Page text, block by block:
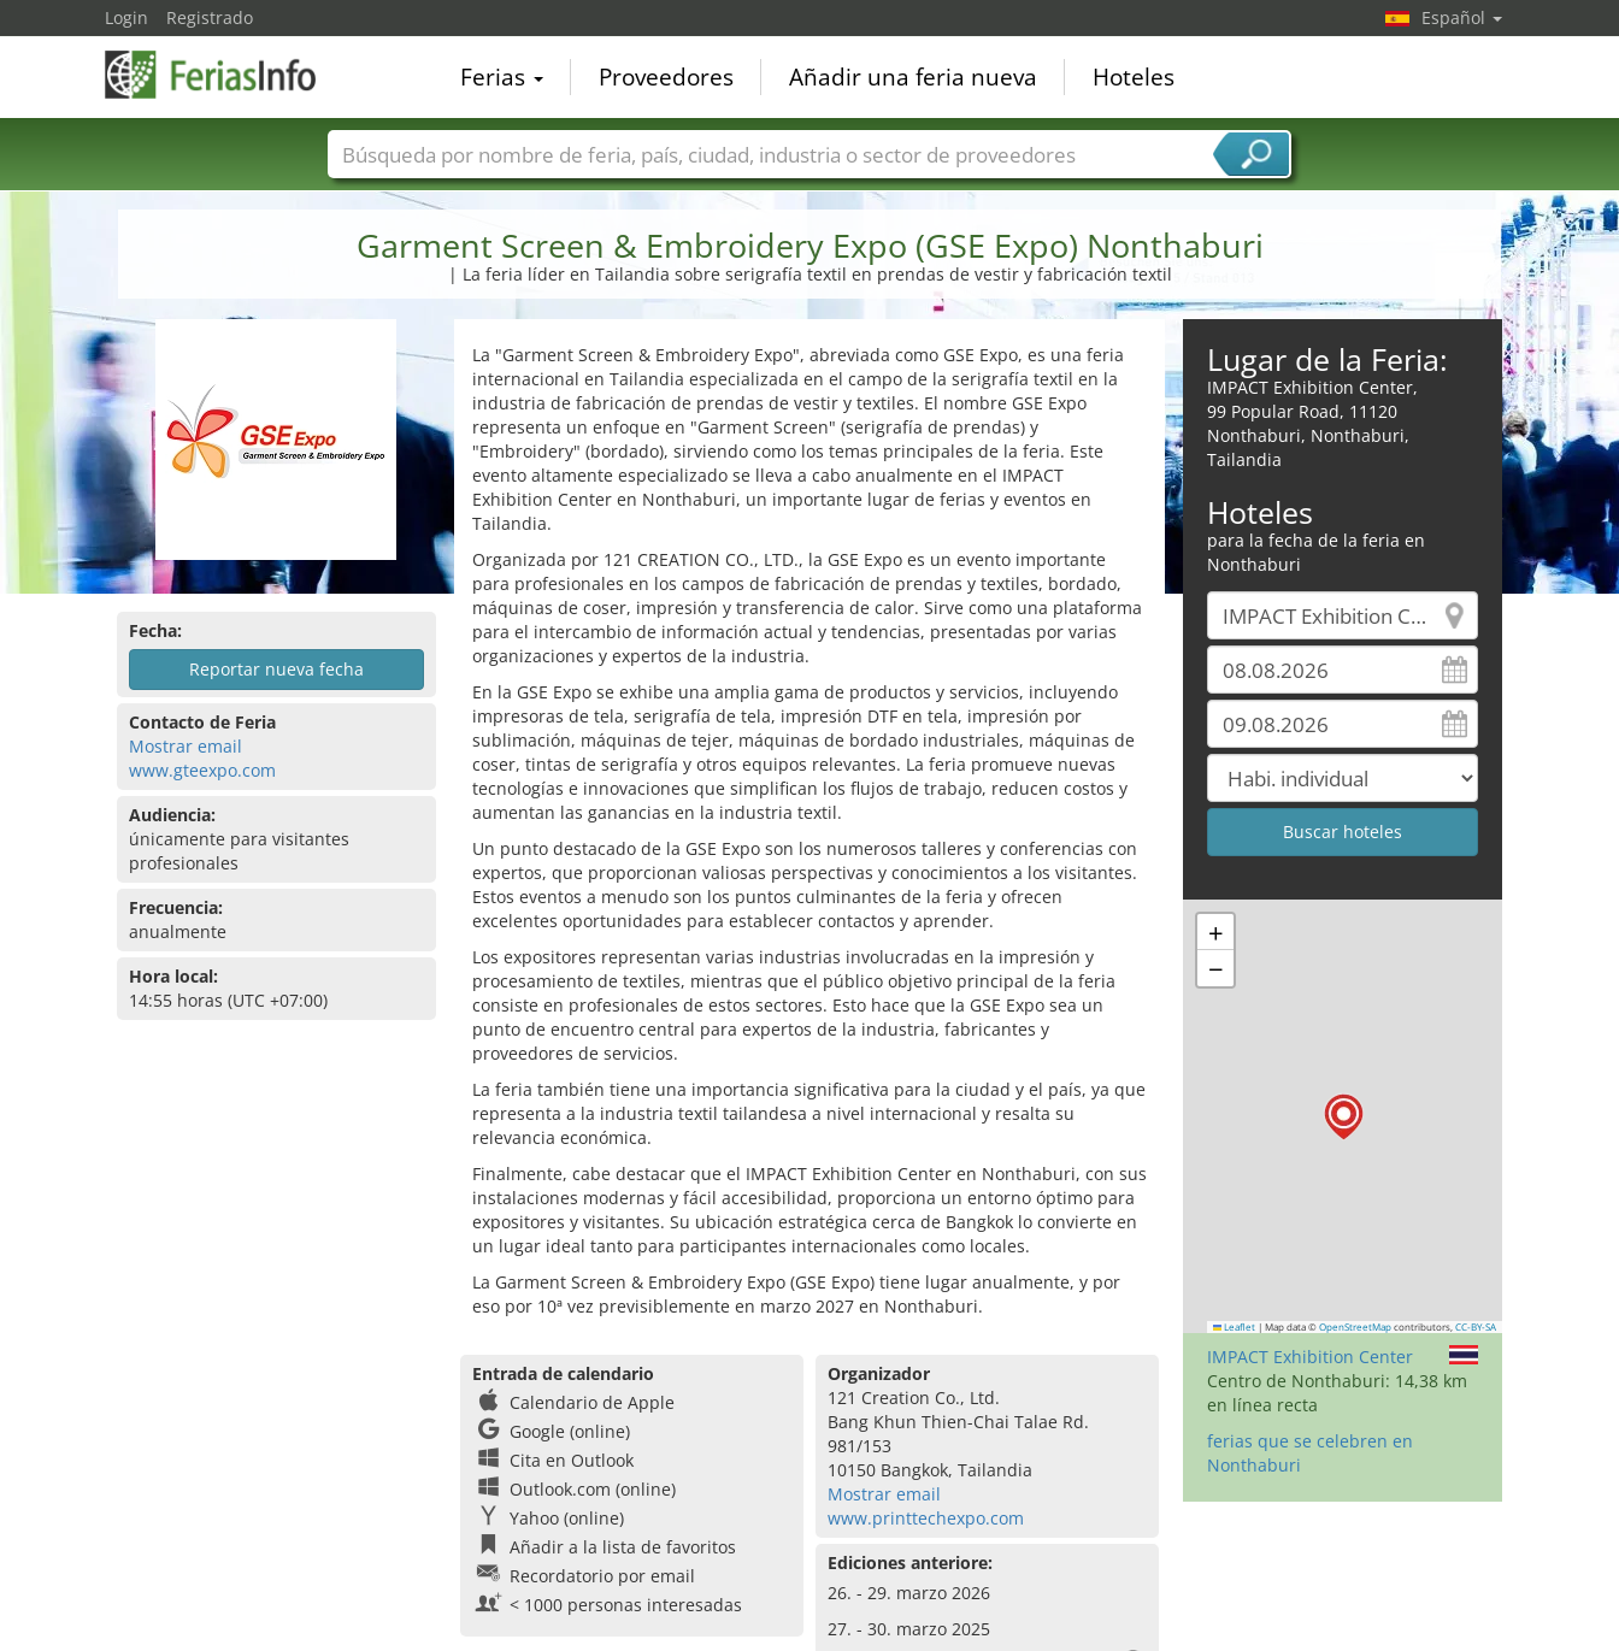
Garment Screen & Embroidery Expo (GSE Expo) Nonthaburi
| La feria líder en Tailandia sobre serigrafía textil en prendas de vestir y fabricación textil
Fecha:
Reportar nueva fecha
Contacto de Feria
Mostrar email
www.gteexpo.com
Audiencia:
únicamente para visitantes
profesionales
Frecuencia:
anualmente
Hora local:
14:55 horas (UTC +07:00)
La "Garment Screen & Embroidery Expo", abreviada como GSE Expo, es una feria
internacional en Tailandia especializada en el campo de la serigrafía textil en la
industria de fabricación de prendas de vestir y textiles. El nombre GSE Expo
representa un enfoque en "Garment Screen" (serigrafía de prendas) y
"Embroidery" (bordado), sirviendo como los temas principales de la feria. Este
evento altamente especializado se lleva a cabo anualmente en el IMPACT
Exhibition Center en Nonthaburi, un importante lugar de ferias y eventos en
Tailandia.
Organizada por 121 CREATION CO., LTD., la GSE Expo es un evento importante
para profesionales en los campos de fabricación de prendas y textiles, bordado,
máquinas de coser, impresión y transferencia de calor. Sirve como una plataforma
para el intercambio de información actual y tendencias, presentadas por varias
organizaciones y expertos de la industria.
En la GSE Expo se exhibe una amplia gama de productos y servicios, incluyendo
impresoras de tela, serigrafía de tela, impresión DTF en tela, impresión por
sublimación, máquinas de tejer, máquinas de bordado industriales, máquinas de
coser, tintas de serigrafía y otros equipos relevantes. La feria promueve nuevas
tecnologías e innovaciones que simplifican los flujos de trabajo, reducen costos y
aumentan las ganancias en la industria textil.
Un punto destacado de la GSE Expo son los numerosos talleres y conferencias con
expertos, que proporcionan valiosas perspectivas y conocimientos a los visitantes.
Estos eventos a menudo son los puntos culminantes de la feria y ofrecen
excelentes oportunidades para establecer contactos y aprender.
Los expositores representan varias industrias involucradas en la impresión y
procesamiento de textiles, mientras que el público objetivo principal de la feria
consiste en profesionales de estos sectores. Esto hace que la GSE Expo sea un
punto de encuentro central para expertos de la industria, fabricantes y
proveedores de servicios.
La feria también tiene una importancia significativa para la ciudad y el país, ya que
representa a la industria textil tailandesa a nivel internacional y resalta su
relevancia económica.
Finalmente, cabe destacar que el IMPACT Exhibition Center en Nonthaburi, con sus
instalaciones modernas y fácil accesibilidad, proporciona un entorno óptimo para
expositores y visitantes. Su ubicación estratégica cerca de Bangkok lo convierte en
un lugar ideal tanto para participantes internacionales como locales.
La Garment Screen & Embroidery Expo (GSE Expo) tiene lugar anualmente, y por
eso por 10ª vez previsiblemente en marzo 2027 en Nonthaburi.
Entrada de calendario
Calendario de Apple
Google (online)
Cita en Outlook
Outlook.com (online)
Yahoo (online)
Añadir a la lista de favoritos
Recordatorio por email
< 1000 personas interesadas
Organizador
121 Creation Co., Ltd.
Bang Khun Thien-Chai Talae Rd.
981/153
10150 Bangkok, Tailandia
Mostrar email
www.printtechexpo.com
Ediciones anteriore:
26. - 29. marzo 2026
27. - 30. marzo 2025
Lugar de la Feria:
IMPACT Exhibition Center,
99 Popular Road, 11120
Nonthaburi, Nonthaburi,
Tailandia
Hoteles
para la fecha de la feria en
Nonthaburi
+
−
Leaflet | Map data © OpenStreetMap contributors, CC-BY-SA
IMPACT Exhibition Center
Centro de Nonthaburi: 14,38 km
en línea recta
ferias que se celebren en
Nonthaburi
Login Registrado Español
Ferias Proveedores Añadir una feria nueva Hoteles
Nombres de ferias Países Ciudades Sectores de ferias Sectores de proveedor de servicios